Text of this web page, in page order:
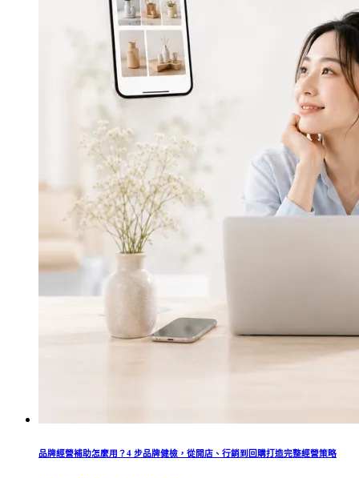
品牌經營補助怎麼用？4 步品牌健檢，從開店、行銷到回購打造完整經營策略